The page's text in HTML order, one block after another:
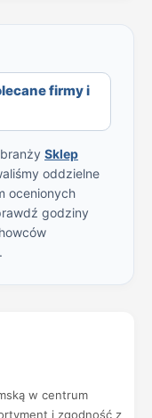
firmy i
Sklep
oddzielne
ocenionych
godziny
w centrum
i zgodność z